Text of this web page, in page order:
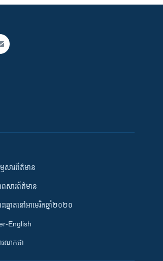
មសារព័ត៌មាន
ពសារព័ត៌មាន
ះឆ្នោតនៅអាមេរិកឆ្នាំ២០២០
English
រណកថា